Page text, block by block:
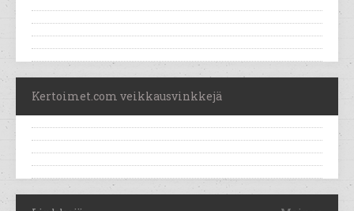
Kertoimet.com veikkausvinkkejä